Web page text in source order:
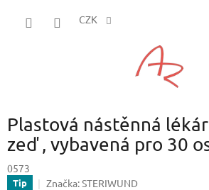
CZK
Plastová nástěnná
zeď , vybavená pro 30
0573
Tip Značka:STERIWUND